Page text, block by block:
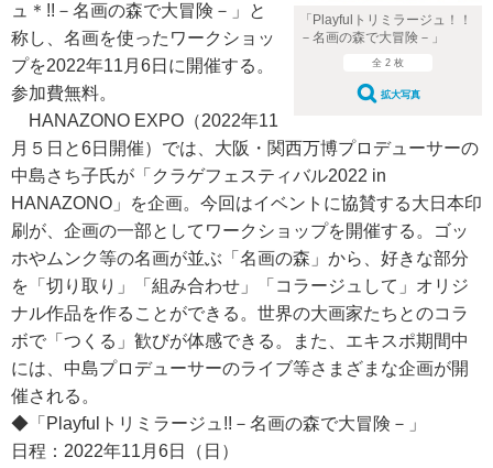
「Playfulトリミラージュ！！
－名画の森で大冒険－」
全 2 枚
拡大写真
ュ＊!!－名画の森で大冒険－」と
称し、名画を使ったワークショッ
プを2022年11月6日に開催する。
参加費無料。
HANAZONO EXPO（2022年11
月５日と6日開催）では、大阪・関西万博プロデューサーの
中島さち子氏が「クラゲフェスティバル2022 in
HANAZONO」を企画。今回はイベントに協賛する大日本印
刷が、企画の一部としてワークショップを開催する。ゴッ
ホやムンク等の名画が並ぶ「名画の森」から、好きな部分
を「切り取り」「組み合わせ」「コラージュして」オリジ
ナル作品を作ることができる。世界の大画家たちとのコラ
ボで「つくる」歓びが体感できる。また、エキスポ期間中
には、中島プロデューサーのライブ等さまざまな企画が開
催される。
◆「Playfulトリミラージュ!!－名画の森で大冒険－」
日程：2022年11月6日（日）